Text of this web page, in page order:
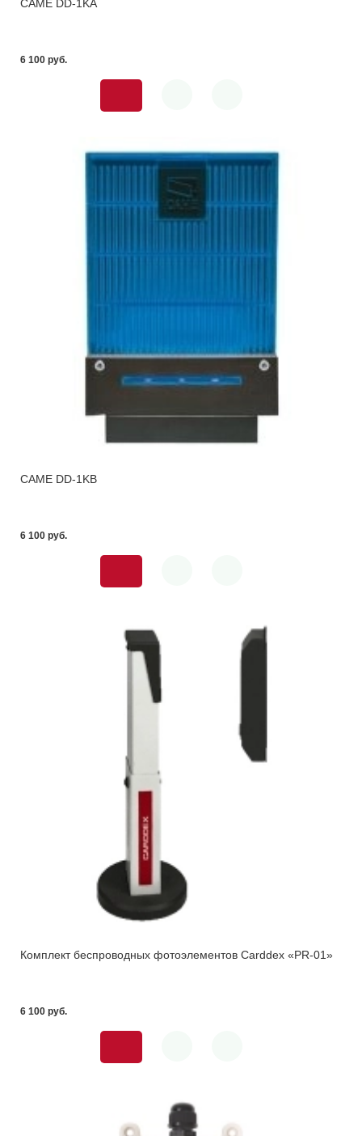
CAME DD-1KA
6 100 pуб.
CAME DD-1KB
6 100 pуб.
Комплект беспроводных фотоэлементов Carddex «PR-01»
6 100 pуб.